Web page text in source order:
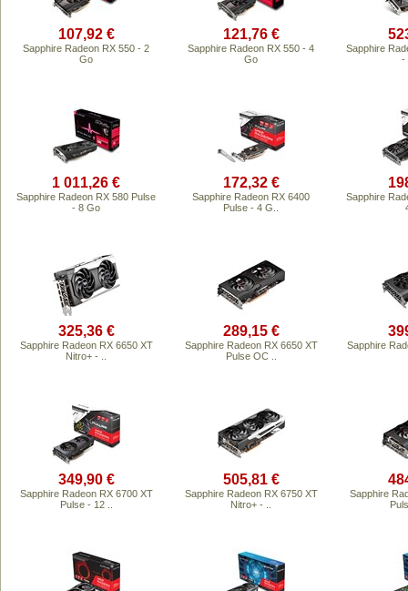
107,92 €
Sapphire Radeon RX 550 - 2
Go
121,76 €
Sapphire Radeon RX 550 - 4
Go
Sapphire
-
1 011,26 €
Sapphire Radeon RX 580 Pulse
- 8 Go
172,32 €
Sapphire Radeon RX 6400
Pulse - 4 G..
Sapphire
325,36 €
Sapphire Radeon RX 6650 XT
Nitro+ - ..
289,15 €
Sapphire Radeon RX 6650 XT
Pulse OC ..
Sapphire
349,90 €
Sapphire Radeon RX 6700 XT
Pulse - 12 ..
505,81 €
Sapphire Radeon RX 6750 XT
Nitro+ - ..
Sapphire